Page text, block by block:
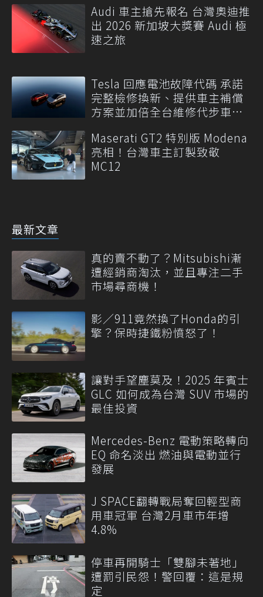
Audi 車主搶先報名 台灣奧迪推
出 2026 新加坡大獎賽 Audi 極
速之旅
Tesla 回應電池故障代碼 承諾
完整檢修換新、提供車主補償
方案並加倍全台維修代步車數
Maserati GT2 特別版 Modena
亮相！台灣車主訂製致敬
MC12
最新文章
真的賣不動了？Mitsubishi漸
遭經銷商淘汰，並且專注二手
市場尋商機！
影／911竟然換了Honda的引
擎？保時捷鐵粉憤怒了！
讓對手望塵莫及！2025 年賓士
GLC 如何成為台灣 SUV 市場的
最佳投資
Mercedes-Benz 電動策略轉向
EQ 命名淡出 燃油與電動並行
發展
J SPACE翻轉戰局奪回輕型商
用車冠軍 台灣2月車市年增
4.8%
停車再開騎士「雙腳未著地」
遭罰引民怨！警回覆：這是規
定